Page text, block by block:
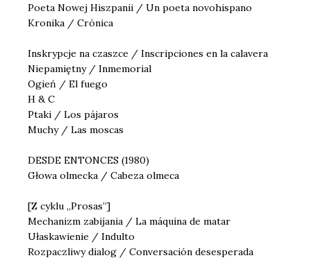
Poeta Nowej Hiszpanii / Un poeta novohispano
Kronika / Crónica
Inskrypcje na czaszce / Inscripciones en la calavera
Niepamiętny / Inmemorial
Ogień / El fuego
H & C
Ptaki / Los pájaros
Muchy / Las moscas
DESDE ENTONCES (1980)
Głowa olmecka / Cabeza olmeca
[Z cyklu „Prosas”]
Mechanizm zabijania / La máquina de matar
Ułaskawienie / Indulto
Rozpaczliwy dialog / Conversación desesperada